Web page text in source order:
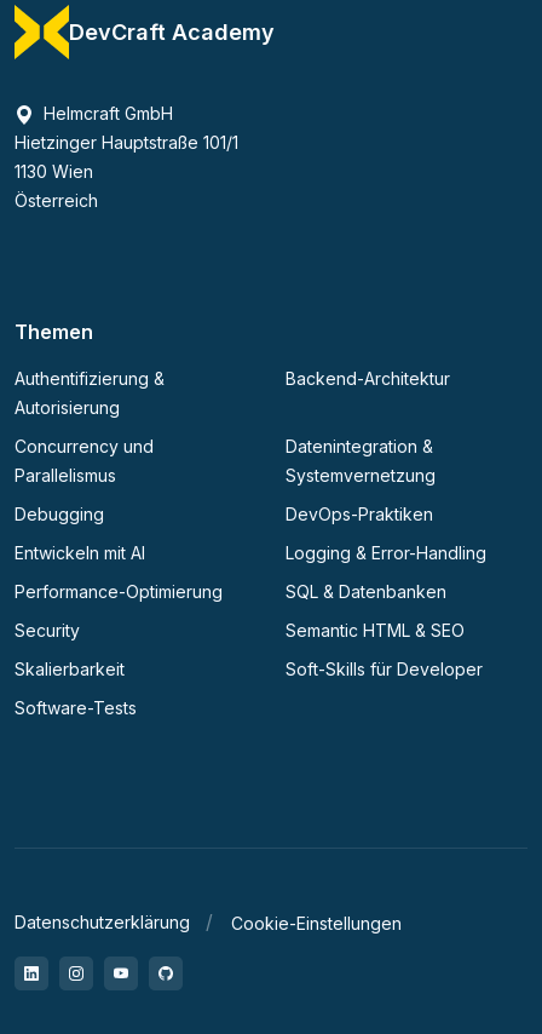
DevCraft Academy
Helmcraft GmbH
Hietzinger Hauptstraße 101/1
1130 Wien
Österreich
Themen
Authentifizierung &
Autorisierung
Backend-Architektur
Concurrency und
Parallelismus
Datenintegration &
Systemvernetzung
Debugging
DevOps-Praktiken
Entwickeln mit AI
Logging & Error-Handling
Performance-Optimierung
SQL & Datenbanken
Security
Semantic HTML & SEO
Skalierbarkeit
Soft-Skills für Developer
Software-Tests
Datenschutzerklärung Cookie-Einstellungen
LinkedInInstagramYouTubeGitHub